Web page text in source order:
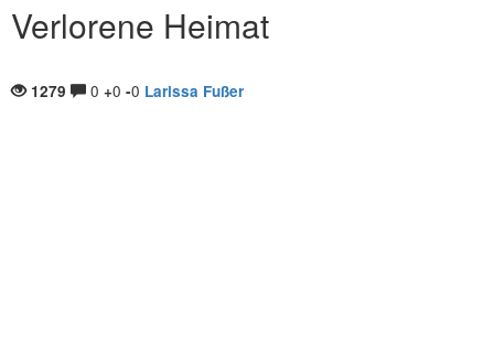
Verlorene Heimat
1279 0 +0 -0 Larissa Fußer